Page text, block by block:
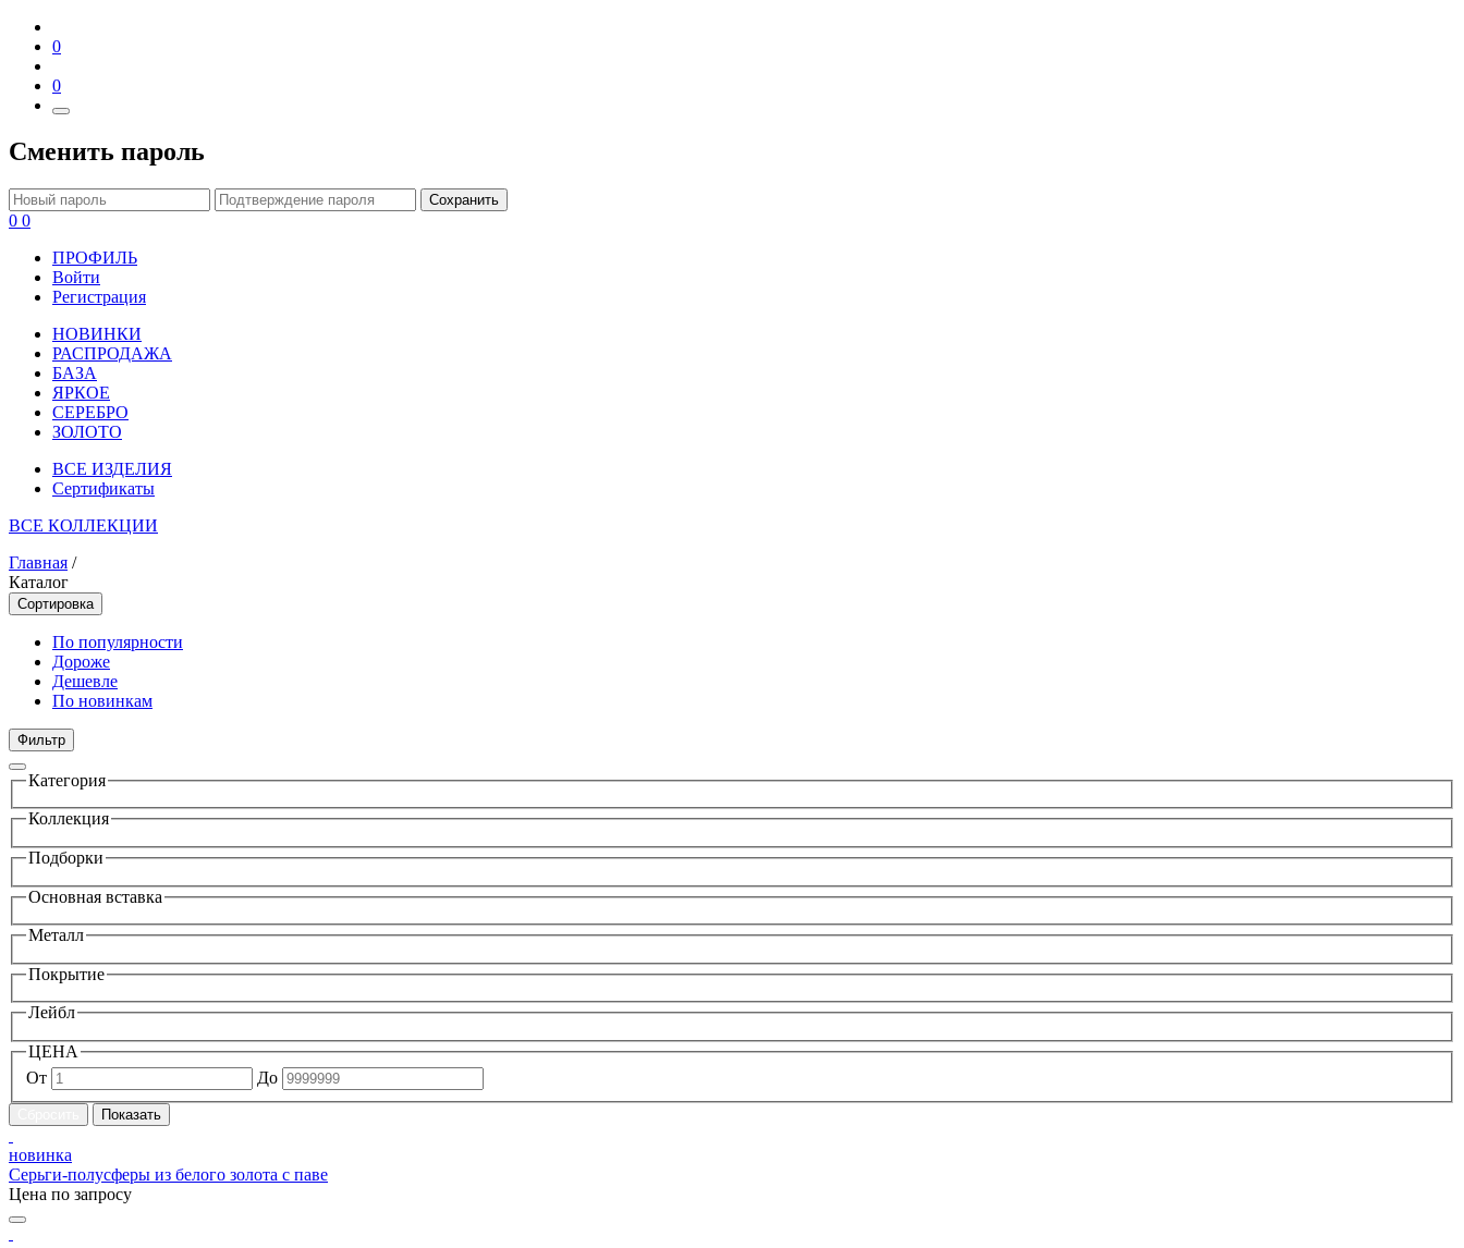
0
0
Сменить пароль
Сохранить
0 0
ПРОФИЛЬ
Войти
Регистрация
НОВИНКИ
РАСПРОДАЖА
БАЗА
ЯРКОЕ
СЕРЕБРО
ЗОЛОТО
ВСЕ ИЗДЕЛИЯ
Сертификаты
ВСЕ КОЛЛЕКЦИИ
Главная /
Каталог
Сортировка
По популярности
Дороже
Дешевле
По новинкам
Фильтр
Категория
Коллекция
Подборки
Основная вставка
Металл
Покрытие
Лейбл
ЦЕНА
От
До
новинка
Серьги-полусферы из белого золота с паве
Цена по запросу